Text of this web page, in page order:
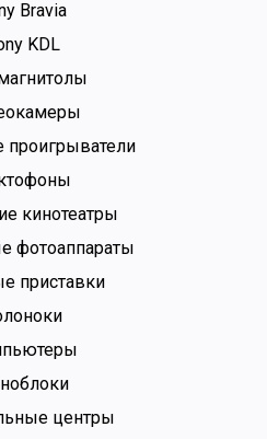
Bravia
KDL
кинотеатры
фотоаппараты
приставки
центры